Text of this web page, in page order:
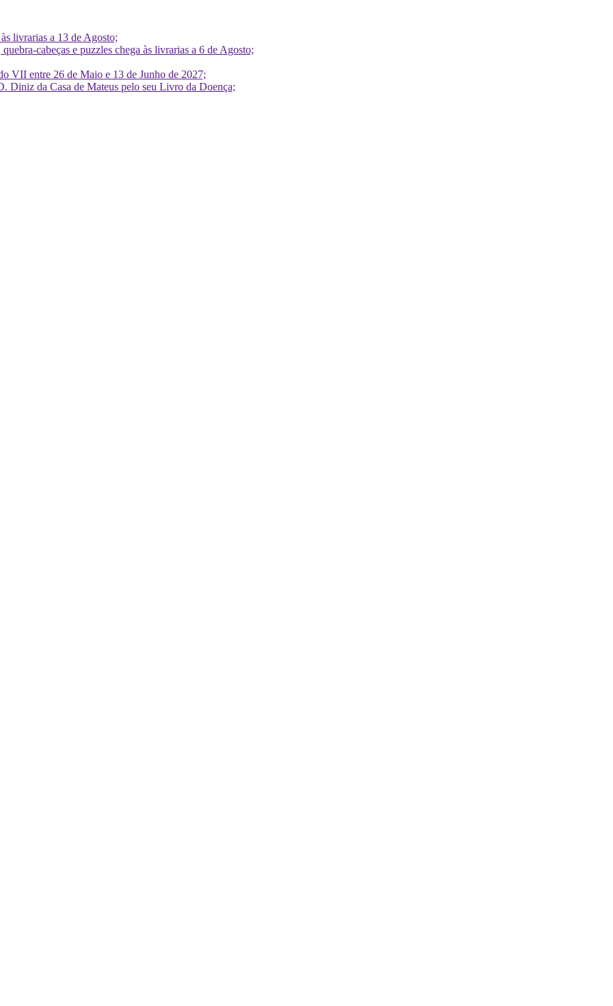
livrarias a 13 de Agosto;
cabeças e puzzles chega às livrarias a 6 de Agosto;
VII entre 26 de Maio e 13 de Junho de 2027;
Diniz da Casa de Mateus pelo seu Livro da Doença;